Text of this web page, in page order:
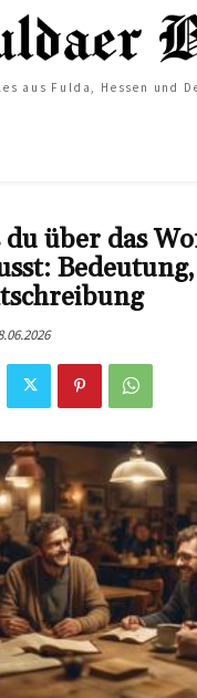
aus Fulda, Hessen und
du über das